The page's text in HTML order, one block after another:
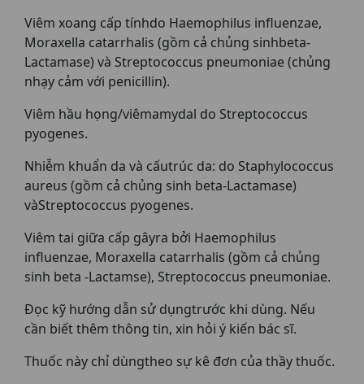
Viêm xoang cấp tínhdo Haemophilus influenzae,
Moraxella catarrhalis (gồm cả chủng sinhbeta-
Lactamase) và Streptococcus pneumoniae (chủng
nhạy cảm với penicillin).
Viêm hầu họng/viêmamydal do Streptococcus
pyogenes.
Nhiễm khuẩn da và cấutrúc da: do Staphylococcus
aureus (gồm cả chủng sinh beta-Lactamase)
vàStreptococcus pyogenes.
Viêm tai giữa cấp gâyra bởi Haemophilus
influenzae, Moraxella catarrhalis (gồm cả chủng
sinh beta -Lactamse), Streptococcus pneumoniae.
Đọc kỹ hướng dẫn sử dụngtrước khi dùng. Nếu
cần biết thêm thông tin, xin hỏi ý kiến bác sĩ.
Thuốc này chỉ dùngtheo sự kê đơn của thầy thuốc.